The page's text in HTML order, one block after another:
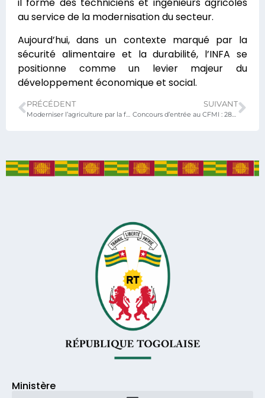
il forme des techniciens et ingénieurs agricoles
au service de la modernisation du secteur.
Aujourd’hui, dans un contexte marqué par la
sécurité alimentaire et la durabilité, l’INFA se
positionne comme un levier majeur du
développement économique et social.
PRÉCÉDENT
Moderniser l’agriculture par la formation : le message du Ministre au lancement du concours de l’INFA
SUIVANT
Concours d’entrée au CFMI : 285 candidats face à leur avenir, sous le regard du Ministre
Ministère